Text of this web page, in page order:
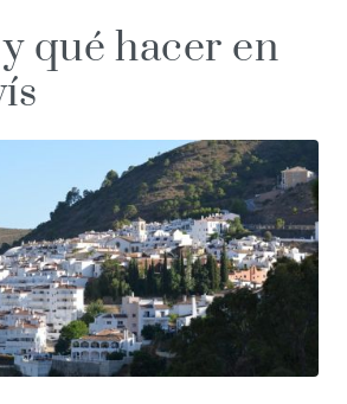
qué hacer en